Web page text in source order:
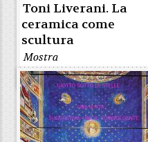
Toni Liverani. La
ceramica come
scultura
Mostra
ORATORIO DI SAN ROCCO